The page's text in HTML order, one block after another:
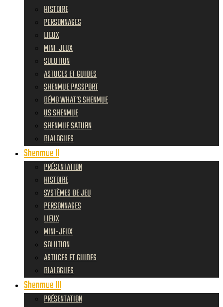
HISTOIRE
PERSONNAGES
LIEUX
MINI-JEUX
SOLUTION
ASTUCES ET GUIDES
SHENMUE PASSPORT
DÉMO WHAT’S SHENMUE
US SHENMUE
SHENMUE SATURN
DIALOGUES
Shenmue II
PRÉSENTATION
HISTOIRE
SYSTÈMES DE JEU
PERSONNAGES
LIEUX
MINI-JEUX
SOLUTION
ASTUCES ET GUIDES
DIALOGUES
Shenmue III
PRÉSENTATION